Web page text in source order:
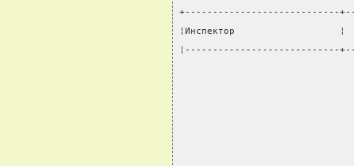
+----------------------------
¦Инспектор
¦----------------------------